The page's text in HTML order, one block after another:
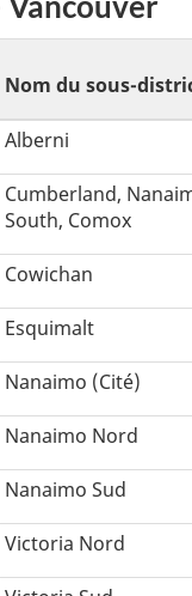
Nom du sous-
Alberni
Cumberland,
South, Comox
Cowichan
Esquimalt
Nanaimo (Cité)
Nanaimo Nord
Nanaimo Sud
Victoria Nord